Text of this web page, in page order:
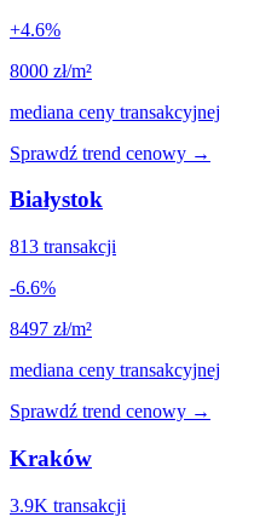
+4.6%
8000 zł/m²
mediana ceny transakcyjnej
Sprawdź trend cenowy →
Białystok
813 transakcji
-6.6%
8497 zł/m²
mediana ceny transakcyjnej
Sprawdź trend cenowy →
Kraków
3.9K transakcji